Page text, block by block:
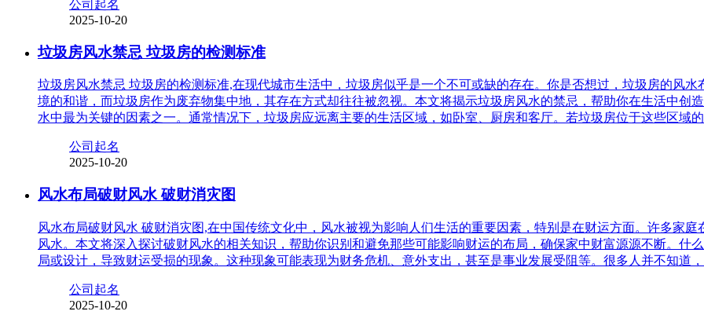
公司起名
2025-10-20
垃圾房风水禁忌 垃圾房的检测标准
垃圾房风水禁忌 垃圾房的检测标准,在现代城市生活中，垃圾房似乎是一个不可或缺的存在。你是否想过，垃圾房的风
境的和谐，而垃圾房作为废弃物集中地，其存在方式却往往被忽视。本文将揭示垃圾房风水的禁忌，帮助你在生活中创
水中最为关键的因素之一。通常情况下，垃圾房应远离主要的生活区域，如卧室、厨房和客厅。若垃圾房位于这些区域
公司起名
2025-10-20
风水布局破财风水 破财消灾图
风水布局破财风水 破财消灾图,在中国传统文化中，风水被视为影响人们生活的重要因素，特别是在财运方面。许多家
风水。本文将深入探讨破财风水的相关知识，帮助你识别和避免那些可能影响财运的布局，确保家中财富源源不断。什
局或设计，导致财运受损的现象。这种现象可能表现为财务危机、意外支出，甚至是事业发展受阻等。很多人并不知道，
公司起名
2025-10-20